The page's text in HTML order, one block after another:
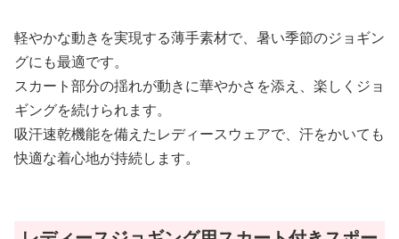
軽やかな動きを実現する薄手素材で、暑い季節のジョギン
グにも最適です。
スカート部分の揺れが動きに華やかさを添え、楽しくジョ
ギングを続けられます。
吸汗速乾機能を備えたレディースウェアで、汗をかいても
快適な着心地が持続します。